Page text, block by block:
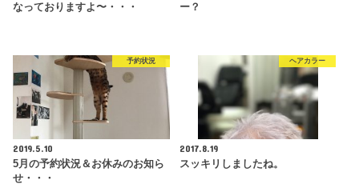
なっておりますよ〜・・・
ー？
予約状況
2019.5.10
5月の予約状況＆お休みのお知ら
せ・・・
ヘアカラー
2017.8.19
スッキリしましたね。